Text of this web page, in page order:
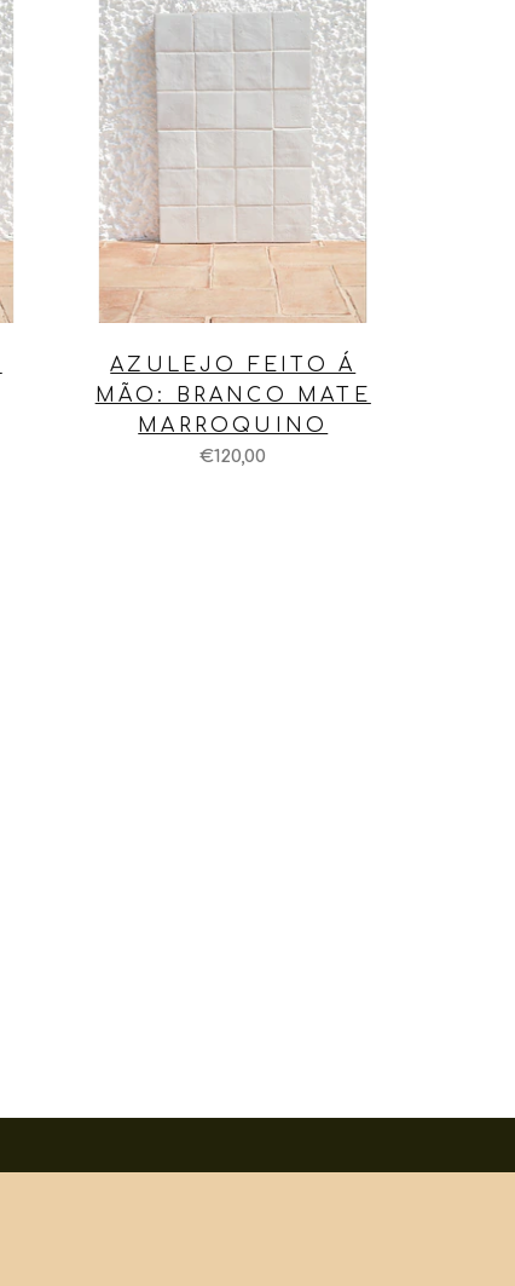
AZULEJO FEITO Á
MÃO: BRANCO MATE
MARROQUINO
€120,00